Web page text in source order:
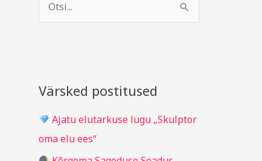
c
f
o
Värsked postitused
Ajatu elutarkuse lugu „Skulptor
oma elu ees“
h
b
g
i
d